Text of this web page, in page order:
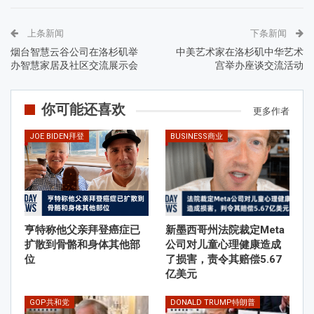
上条新闻
烟台智慧云谷公司在洛杉矶举
办智慧家居及社区交流展示会
下条新闻
中美艺术家在洛杉矶中华艺术
宫举办座谈交流活动
你可能还喜欢 更多作者
JOE BIDEN拜登
亨特称他父亲拜登癌症已
扩散到骨骼和身体其他部
位
BUSINESS商业
新墨西哥州法院裁定Meta
公司对儿童心理健康造成
了损害，责令其赔偿5.67
亿美元
GOP共和党 DONALD TRUMP特朗普